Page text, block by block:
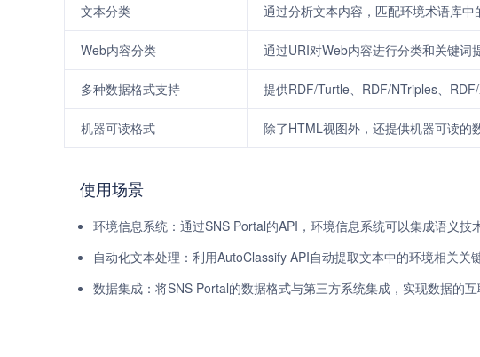
文本分类 通过分析文本内容，匹配环境术语库中
Web内容分类 通过URI对Web内容进行分类和关键词
多种数据格式支持 提供RDF/Turtle、RDF/NTriples、
机器可读格式 除了HTML视图外，还提供机器可读的
使用场景
环境信息系统：通过SNS Portal的API，环境信息系统可以集成语义技
自动化文本处理：利用AutoClassify API自动提取文本中的环境相关关
数据集成：将SNS Portal的数据格式与第三方系统集成，实现数据的互